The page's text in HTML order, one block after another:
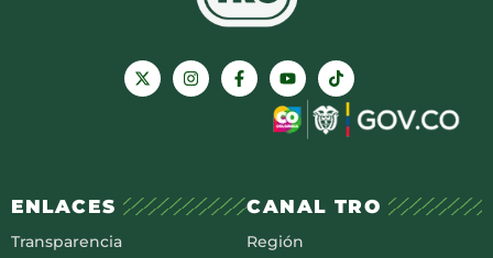
ENLACES
Transparencia
CANAL TRO
Región